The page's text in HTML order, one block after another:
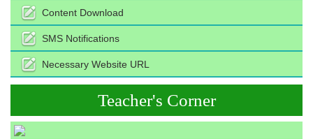
Content Download
SMS Notifications
Necessary Website URL
Teacher's Corner